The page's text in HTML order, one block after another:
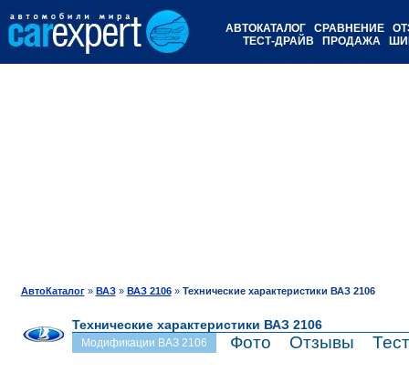
АВТОКАТАЛОГ СРАВНЕНИЕ
ТЕСТ-ДРАЙВ
ПРОДАЖА
АвтоКаталог» ВАЗ» ВАЗ 2106» Технические характеристики ВАЗ 2106
Технические характеристики ВАЗ 2106
Модификации ВАЗ 2106 Фото Отзывы